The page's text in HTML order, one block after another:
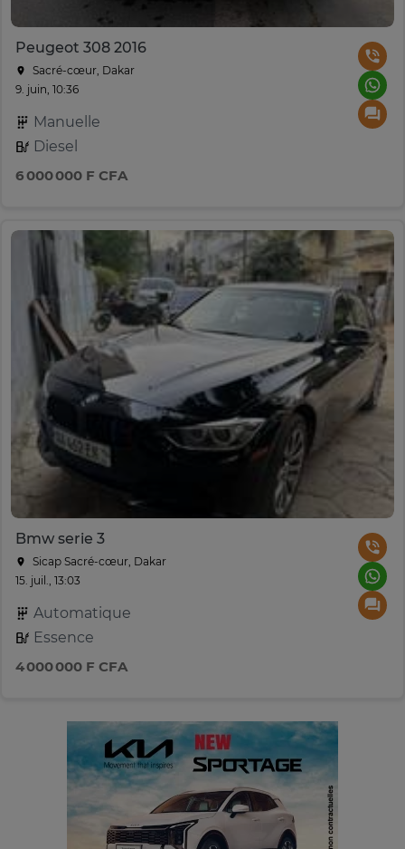
Peugeot 308 2016
Sacré-cœur, Dakar
9. juin, 10:36
Manuelle
Diesel
6 000 000 F CFA
Bmw serie 3
Sicap Sacré-cœur, Dakar
15. juil., 13:03
Automatique
Essence
4 000 000 F CFA